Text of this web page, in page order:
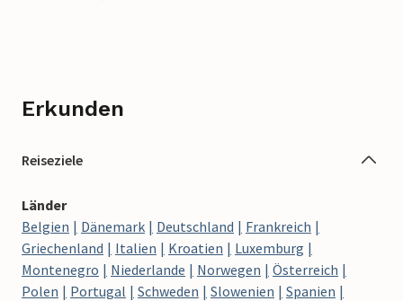
Erkunden
Reiseziele
Länder
Belgien
Dänemark Deutschland
Frankreich
Griechenland
Italien Kroatien
Luxemburg
Montenegro
Niederlande Norwegen
Österreich
Polen
Portugal Schweden Slowenien
Spanien